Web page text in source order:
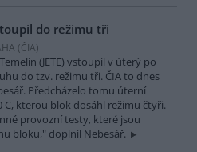
do režimu tři
(ČIA)
(JETE) vstoupil v úterý po
do tzv. režimu tři. ČIA to dnes
Předcházelo tomu úterní
C, kterou blok dosáhl režimu čtyři.
provozní testy, které jsou
bloku," doplnil Nebesář.